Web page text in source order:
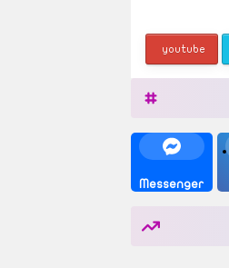
youtube
Messenger